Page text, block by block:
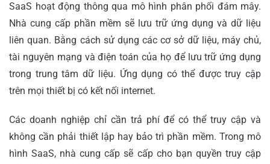
SaaS hoạt động thông qua mô hình phân phối đám mây.
Nhà cung cấp phần mềm sẽ lưu trữ ứng dụng và dữ liệu
liên quan. Bằng cách sử dụng các cơ sở dữ liệu, máy chủ,
tài nguyên mạng và điện toán của họ để lưu trữ ứng dụng
trong trung tâm dữ liệu. Ứng dụng có thể được truy cập
trên mọi thiết bị có kết nối internet.
Các doanh nghiệp chỉ cần trả phí để có thể truy cập và
không cần phải thiết lập hay bảo trì phần mềm. Trong mô
hình SaaS, nhà cung cấp sẽ cấp cho bạn quyền truy cập